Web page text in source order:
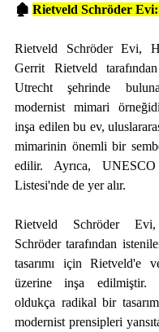
🏚️ Rietveld Schröder Evi:
Rietveld Schröder Evi,
Gerrit Rietveld
Utrecht şehrinde
modernist mimari
inşa edilen bu ev,
mimarinin önemli bir
edilir. Ayrıca,
Listesi'nde de yer alır.
Rietveld Schröder
Schröder tarafından
tasarımı için Rietveld'e
üzerine inşa edilmiştir.
oldukça radikal bir
modernist prensipleri